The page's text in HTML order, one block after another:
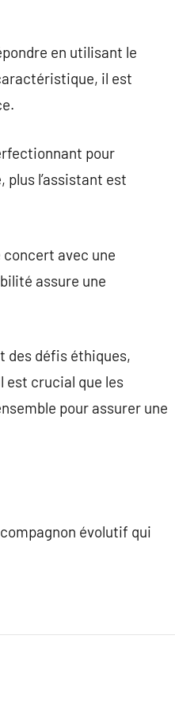
en utilisant le
il est
pour
l’assistant est
avec une
assure une
des défis éthiques,
est crucial que les
pour assurer une
évolutif qui